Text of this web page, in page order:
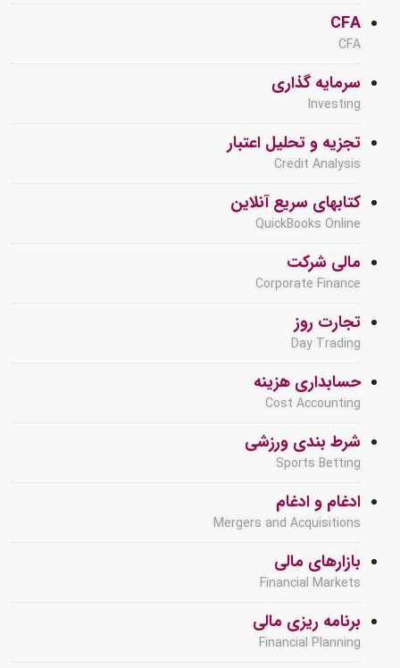
CFA
CFA
سرمایه گذاری
Investing
تجزیه و تحلیل اعتبار
Credit Analysis
کتابهای سریع آنلاین
QuickBooks Online
مالی شرکت
Corporate Finance
تجارت روز
Day Trading
حسابداری هزینه
Cost Accounting
شرط بندی ورزشی
Sports Betting
ادغام و ادغام
Mergers and Acquisitions
بازارهای مالی
Financial Markets
برنامه ریزی مالی
Financial Planning